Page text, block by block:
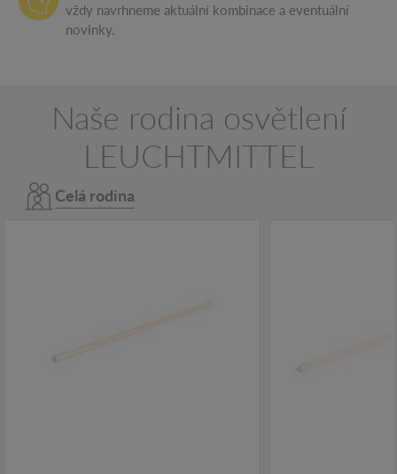
vždy navrhneme aktuální kombinace a eventuální
novinky.
Naše rodina osvětlení
LEUCHTMITTEL
Celá rodina